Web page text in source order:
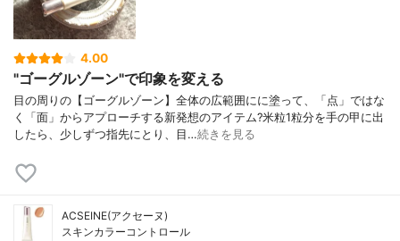
4.00
"ゴーグルゾーン"で印象を変える
目の周りの【ゴーグルゾーン】全体の広範囲にに塗って、「点」ではな
く「面」からアプローチする新発想のアイテム?米粒1粒分を手の甲に出
したら、少しずつ指先にとり、目…続きを見る
ACSEINE(アクセーヌ)
スキンカラーコントロール